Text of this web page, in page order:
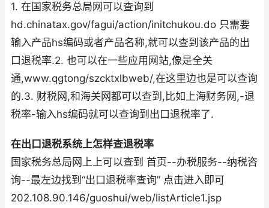
1. 在国家税务总局网可以查询到
hd.chinatax.gov/fagui/action/initchukou.do 只需要
输入产品hs编码或者产品名称,就可以查到该产品的出
口退税率.2. 也可以在一些应用网站,像是全关
通,www.qgtong/szcktxlbweb/,在这里边也是可以查询
的.3. 财税网,和海关网都可以查到,比如上海财务网,-退
税率-输入hs编码就可以查询到出口退税率了.
在出口退税系统上怎样查退税率
国家税务总局网上上可以查到 首页--办税服务--纳税咨
询--最左边找到“出口退税率查询” 点击进入即可
202.108.90.146/guoshui/web/listArticle1.jsp